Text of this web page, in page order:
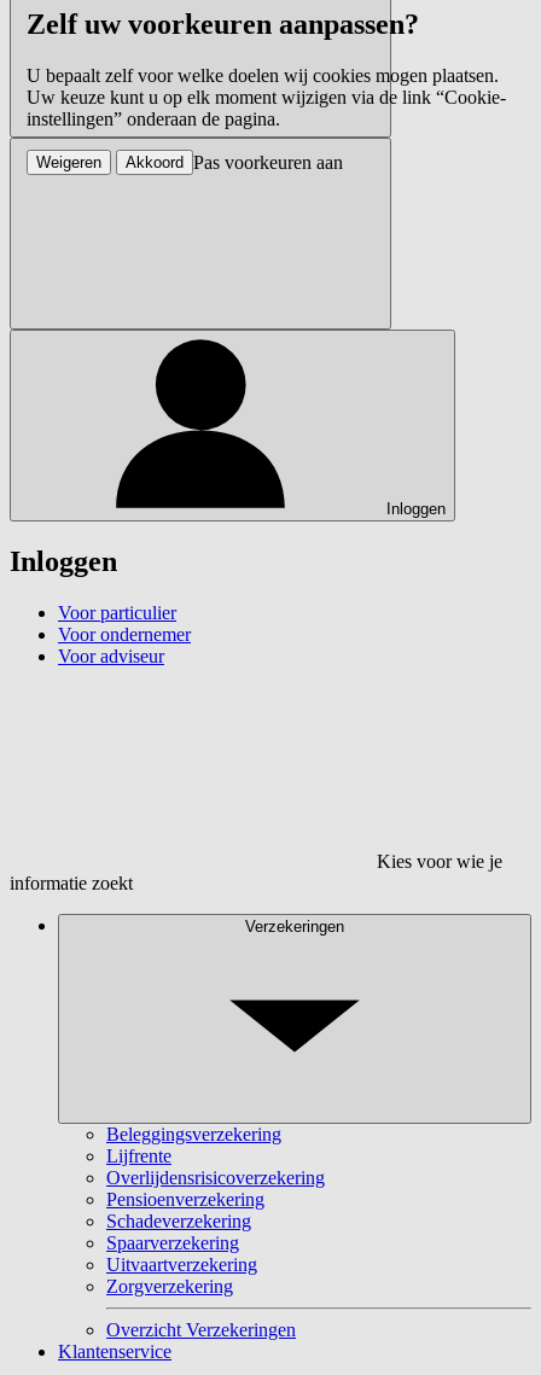
Inloggen
Inloggen
Voor particulier
Voor ondernemer
Voor adviseur
Kies voor wie je
informatie zoekt
Verzekeringen
Beleggingsverzekering
Lijfrente
Overlijdensrisicoverzekering
Pensioenverzekering
Schadeverzekering
Spaarverzekering
Uitvaartverzekering
Zorgverzekering
Overzicht Verzekeringen
Klantenservice
Zelf uw voorkeuren aanpassen?
U bepaalt zelf voor welke doelen wij cookies mogen plaatsen.
Uw keuze kunt u op elk moment wijzigen via de link “Cookie-
instellingen” onderaan de pagina.
Pas voorkeuren aan
Weigeren Akkoord